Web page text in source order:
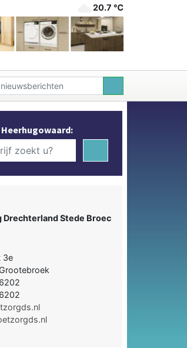
20.7 ℃
Drechterland Stede Broec
3e